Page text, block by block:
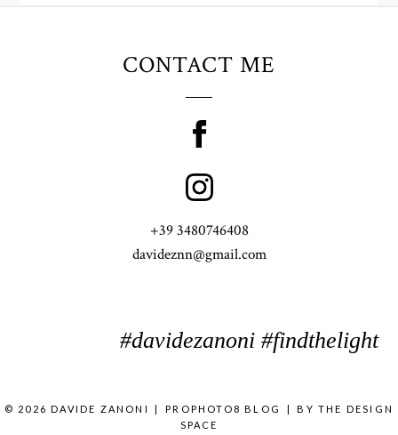
CONTACT ME
+39 3480746408
davideznn@gmail.com
#davidezanoni #findthelight
© 2026 DAVIDE ZANONI PROPHOTO8 BLOG BYTHE DESIGN
SPACE